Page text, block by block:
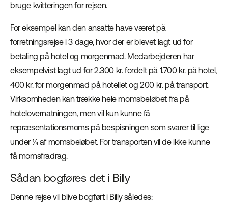
bruge kvitteringen for rejsen.
For eksempel kan den ansatte have været på
forretningsrejse i 3 dage, hvor der er blevet lagt ud for
betaling på hotel og morgenmad. Medarbejderen har
eksempelvist lagt ud for 2.300 kr. fordelt på 1.700 kr. på hotel,
400 kr. for morgenmad på hotellet og 200 kr. på transport.
Virksomheden kan trække hele momsbeløbet fra på
hotelovernatningen, men vil kun kunne få
repræsentationsmoms på bespisningen som svarer til lige
under ¼ af momsbeløbet. For transporten vil de ikke kunne
få momsfradrag.
Sådan bogføres det i Billy
Denne rejse vil blive bogført i Billy således: